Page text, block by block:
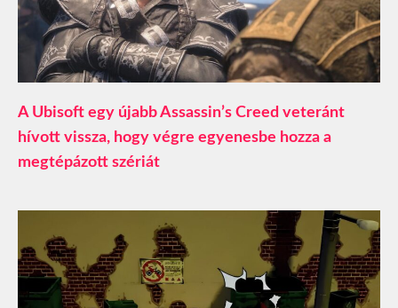
A Ubisoft egy újabb Assassin’s Creed veteránt
hívott vissza, hogy végre egyenesbe hozza a
megtépázott szériát